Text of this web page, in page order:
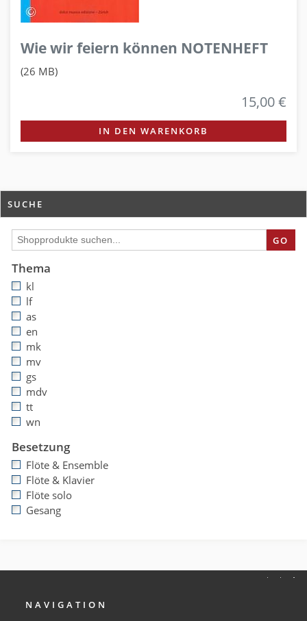
Wie wir feiern können NOTENHEFT
(26 MB)
15,00 €
IN DEN WARENKORB
SUCHE
GO
Thema
kl
lf
as
en
mk
mv
gs
mdv
tt
wn
Besetzung
Flöte & Ensemble
Flöte & Klavier
Flöte solo
Gesang
NAVIGATION